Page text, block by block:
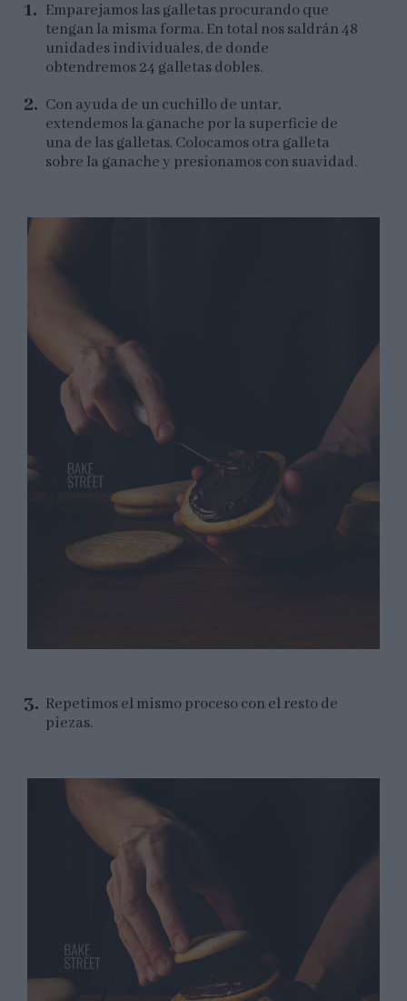
Emparejamos las galletas procurando que
tengan la misma forma. En total nos saldrán 48
unidades individuales, de donde
obtendremos 24 galletas dobles.
Con ayuda de un cuchillo de untar,
extendemos la ganache por la superficie de
una de las galletas. Colocamos otra galleta
sobre la ganache y presionamos con suavidad.
Repetimos el mismo proceso con el resto de
piezas.